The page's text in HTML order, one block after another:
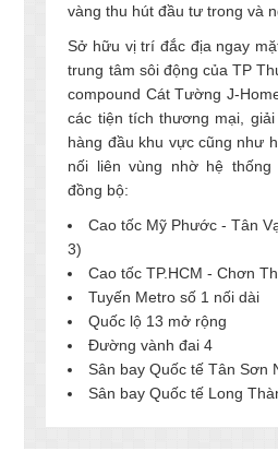
vàng thu hút đầu tư trong và
Sở hữu vị trí đắc địa ngay
trung tâm sôi động của TP
compound Cát Tường J-
các tiện tích thương mại,
hàng đầu khu vực cũng như
nối liên vùng nhờ hệ thống
đồng bộ:
Cao tốc Mỹ Phước - Tân
3)
Cao tốc TP.HCM - Chơn
Tuyến Metro số 1 nối dài
Quốc lộ 13 mở rộng
Đường vành đai 4
Sân bay Quốc tế Tân Sơn
Sân bay Quốc tế Long